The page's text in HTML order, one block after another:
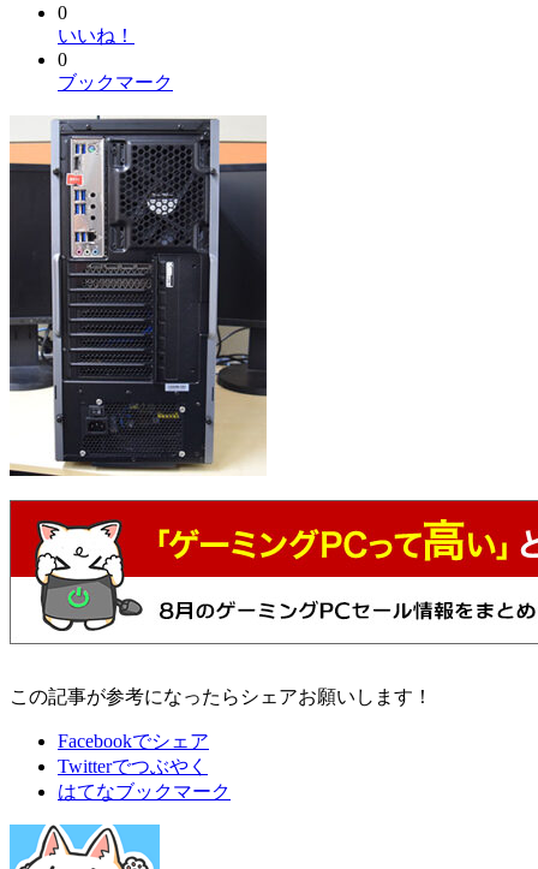
0
いいね！
0
ブックマーク
この記事が参考になったらシェアお願いします！
Facebookでシェア
Twitterでつぶやく
はてなブックマーク